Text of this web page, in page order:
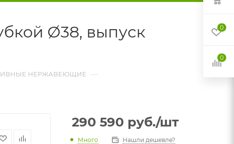
Ø38, выпуск
НЕРЖАВЕЮЩИЕ —
290 590 руб./шт
Много Нашли дешевле?
0
0